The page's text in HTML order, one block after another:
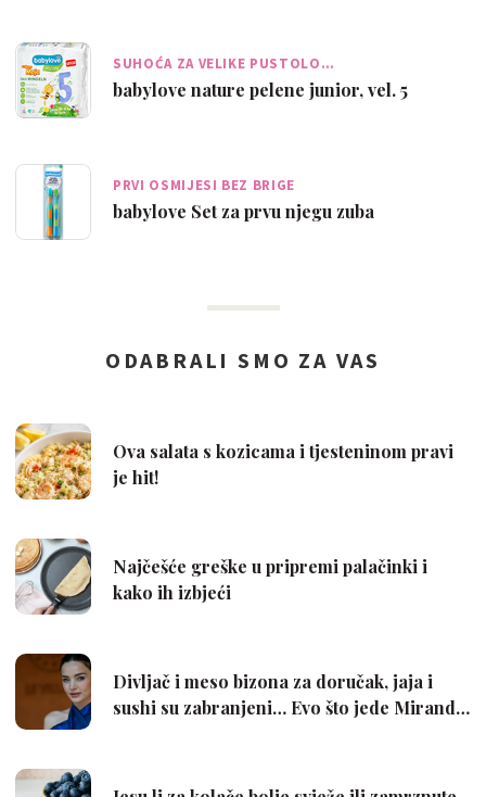
SUHOĆA ZA VELIKE PUSTOLO…
babylove nature pelene junior, vel. 5
PRVI OSMIJESI BEZ BRIGE
babylove Set za prvu njegu zuba